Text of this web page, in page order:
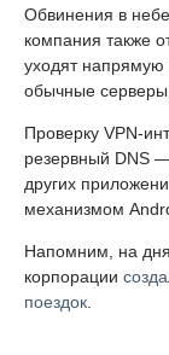
Обвинения в
компания также
уходят напрямую
обычные
Проверку VPN-
резервный DNS
других
механизмом
Напомним, на
корпорации
поездок.